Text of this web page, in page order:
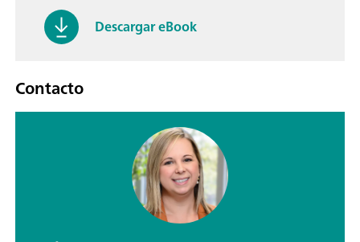
Descargar eBook
Contacto